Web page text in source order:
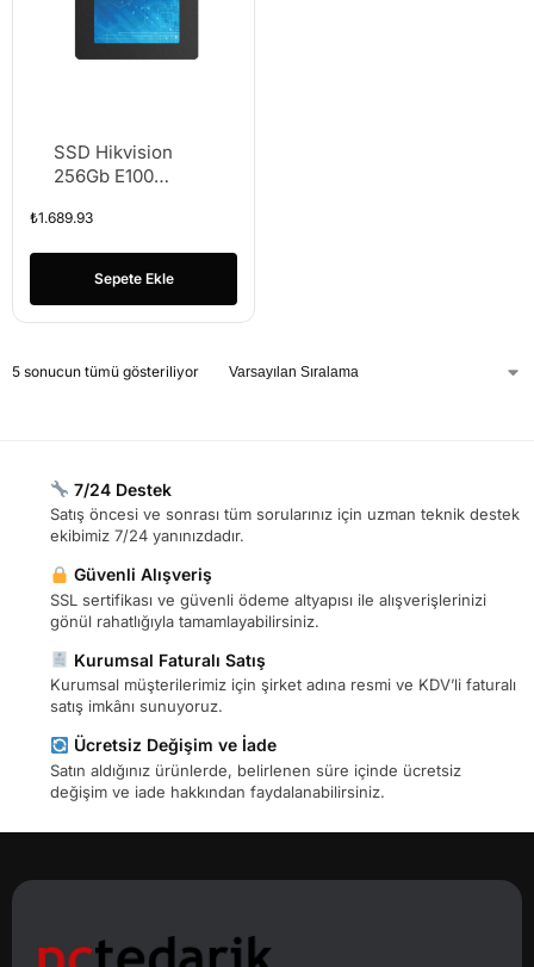
SSD Hikvision
256Gb E100
Sata3 2.5″ HS-
SSD-E100/256G
Ssd Harddisk
₺1.689.93
Sepete Ekle
5 sonucun tümü gösteriliyor
7/24 Destek
Satış öncesi ve sonrası tüm sorularınız için uzman teknik destek
ekibimiz 7/24 yanınızdadır.
Güvenli Alışveriş
SSL sertifikası ve güvenli ödeme altyapısı ile alışverişlerinizi
gönül rahatlığıyla tamamlayabilirsiniz.
Kurumsal Faturalı Satış
Kurumsal müşterilerimiz için şirket adına resmi ve KDV’li faturalı
satış imkânı sunuyoruz.
Ücretsiz Değişim ve İade
Satın aldığınız ürünlerde, belirlenen süre içinde ücretsiz
değişim ve iade hakkından faydalanabilirsiniz.